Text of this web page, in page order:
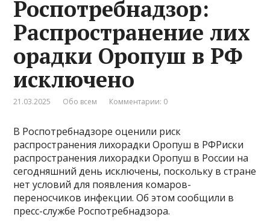
Роспотребнадзор:
Распространение лих
орадки Оропуш в РФ
исключено
21.03.2025 Обо всем Комментарии: 0
В Роспотребнадзоре оценили риск
распространения лихорадки Оропуш в РФРиски
распространения лихорадки Оропуш в России на
сегодняшний день исключены, поскольку в стране
нет условий для появления комаров-
переносчиков инфекции. Об этом сообщили в
пресс-службе Роспотребнадзора.